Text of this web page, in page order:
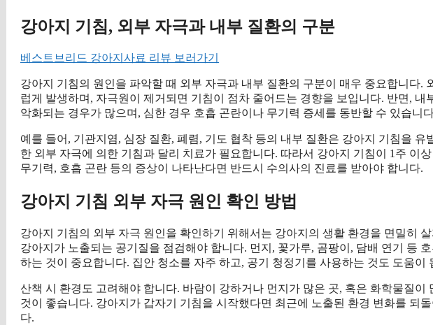
강아지 기침, 외부 자극과 내부 질환의 구분
베스트브리드 강아지사료 리뷰 보러가기
강아지 기침의 원인을 파악할 때 외부 자극과 내부 질환의 구분이 매우 중요합니다.
럽게 발생하며, 자극원이 제거되면 기침이 점차 줄어드는 경향을 보입니다. 반면, 내
악화되는 경우가 많으며, 심한 경우 호흡 곤란이나 무기력 증세를 동반할 수 있습니
예를 들어, 기관지염, 심장 질환, 폐렴, 기도 협착 등의 내부 질환은 강아지 기침을 유
한 외부 자극에 의한 기침과 달리 치료가 필요합니다. 따라서 강아지 기침이 1주 이
무기력, 호흡 곤란 등의 증상이 나타난다면 반드시 수의사의 진료를 받아야 합니다.
강아지 기침 외부 자극 원인 확인 방법
강아지 기침의 외부 자극 원인을 확인하기 위해서는 강아지의 생활 환경을 면밀히
강아지가 노출되는 공기질을 점검해야 합니다. 먼지, 꽃가루, 곰팡이, 담배 연기 등
하는 것이 중요합니다. 집안 청소를 자주 하고, 공기 청정기를 사용하는 것도 도움이
산책 시 환경도 고려해야 합니다. 바람이 강하거나 먼지가 많은 곳, 혹은 화학물질이
것이 좋습니다. 강아지가 갑자기 기침을 시작했다면 최근에 노출된 환경 변화를 되
다.